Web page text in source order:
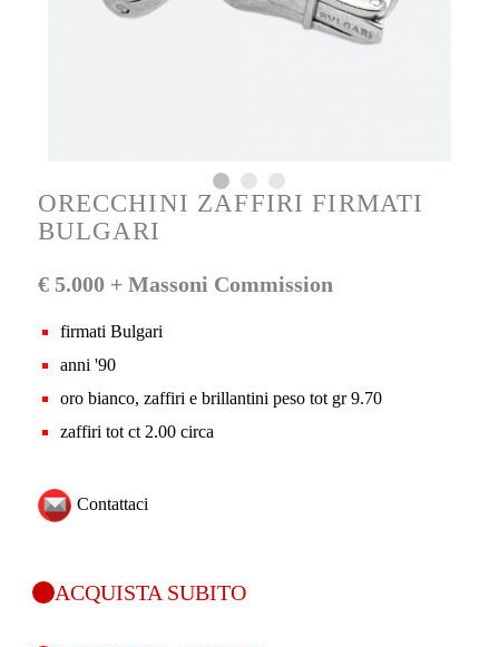
ORECCHINI ZAFFIRI FIRMATI
BULGARI
€ 5.000 + Massoni Commission
firmati Bulgari
anni '90
oro bianco, zaffiri e brillantini peso tot gr 9.70
zaffiri tot ct 2.00 circa
Contattaci
ACQUISTA SUBITO